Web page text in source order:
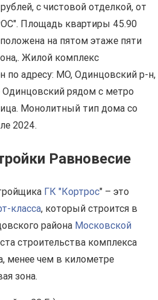
с чистовой отделкой, от
Площадь квартиры 45.90
на пятом этаже пяти
Жилой комплекс
по адресу: МО, Одинцовский р-н,
рядом с метро
Монолитный тип дома со
2024.
Равновесие
ГК "Кортрос" – это
класса, который строится в
района Московской
строительства комплекса
менее чем в километре
зона.